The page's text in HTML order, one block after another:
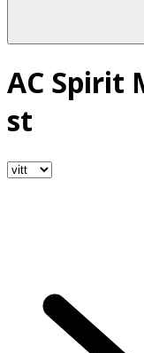
AC Spirit
st